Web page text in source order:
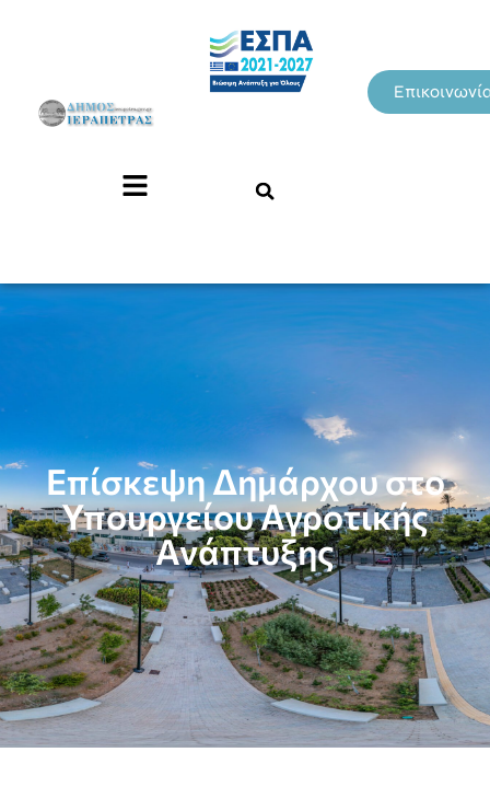
Επίσκεψη Δημάρχου στο
Υπουργείου Αγροτικής
Ανάπτυξης